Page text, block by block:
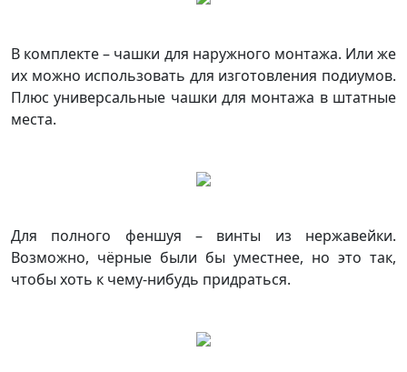
В комплекте – чашки для наружного монтажа. Или же
их можно использовать для изготовления подиумов.
Плюс универсальные чашки для монтажа в штатные
места.
Для полного феншуя – винты из нержавейки.
Возможно, чёрные были бы уместнее, но это так,
чтобы хоть к чему-нибудь придраться.